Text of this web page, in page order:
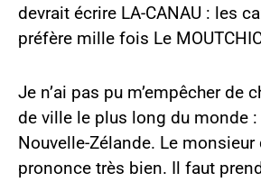
devrait écrire LA-CANAU : les
préfère mille fois Le
Je n’ai pas pu m’empêcher de
de ville le plus long du monde
Nouvelle-Zélande. Le
prononce très bien. Il faut